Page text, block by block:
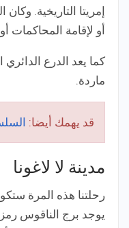
إمريتا التاريخية.
أو لإقامة المحاكمات
كما يعد الدرع
ماردة.
قد يهمك أيضا:
مدينة لا لاغونا
رحلتنا هذه المرة
يوجد برج الناقوس